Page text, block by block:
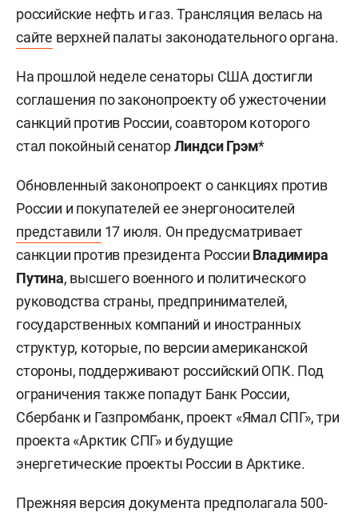
российские нефть и газ. Трансляция велась на
сайте верхней палаты законодательного органа.
На прошлой неделе сенаторы США достигли
соглашения по законопроекту об ужесточении
санкций против России, соавтором которого
стал покойный сенаторЛиндси Грэм*
Обновленный законопроект о санкциях против
России и покупателей ее энергоносителей
представили 17 июля. Он предусматривает
санкции против президента России Владимира
Путина, высшего военного и политического
руководства страны, предпринимателей,
государственных компаний и иностранных
структур, которые, по версии американской
стороны, поддерживают российский ОПК. Под
ограничения также попадут Банк России,
Сбербанк и Газпромбанк, проект «Ямал СПГ», три
проекта «Арктик СПГ» и будущие
энергетические проекты России в Арктике.
Прежняя версия документа предполагала 500-